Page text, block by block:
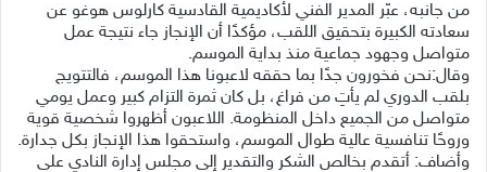
من جانبه، عبّر المدير الفني لأكاديمية القادسية كارلوس هوغو عن
سعادته الكبيرة بتحقيق اللقب، مؤكدًا أن الإنجاز جاء نتيجة عمل
متواصل وجهود جماعية منذ بداية الموسم.
وقال:نحن فخورون جدًا بما حققه لاعبونا هذا الموسم، فالتتويج
بلقب الدوري لم يأتِ من فراغ، بل كان ثمرة التزام كبير وعمل يومي
متواصل من الجميع داخل المنظومة. اللاعبون أظهروا شخصية قوية
وروحًا تنافسية عالية طوال الموسم، واستحقوا هذا الإنجاز بكل جدارة.
وأضاف: أتقدم بخالص الشكر والتقدير إلى مجلس إدارة النادي على